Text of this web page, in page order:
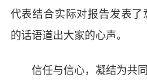
代表结合实际对报告发表了
的话语道出大家的心声。
信任与信心，凝结为共同